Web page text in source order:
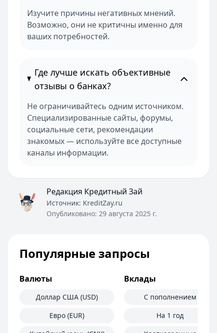
Изучите причины негативных мнений.
Возможно, они не критичны именно для
ваших потребностей.
Где лучше искать объективные
отзывы о банках?
Не ограничивайтесь одним источником.
Специализированные сайты, форумы,
социальные сети, рекомендации
знакомых — используйте все доступные
каналы информации.
Редакция Кредитный Зай
Источник: KreditZay.ru
Опубликовано: 29 августа 2025 г.
Популярные запросы
Валюты
Доллар США (USD)
Евро (EUR)
Вклады
С пополнением
На 1 год